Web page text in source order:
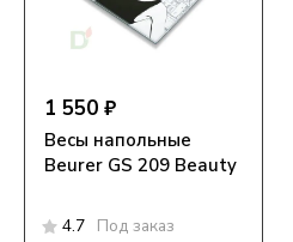
1 550 ₽
Весы напольные
Beurer GS 209 Beauty
4.7 Под заказ